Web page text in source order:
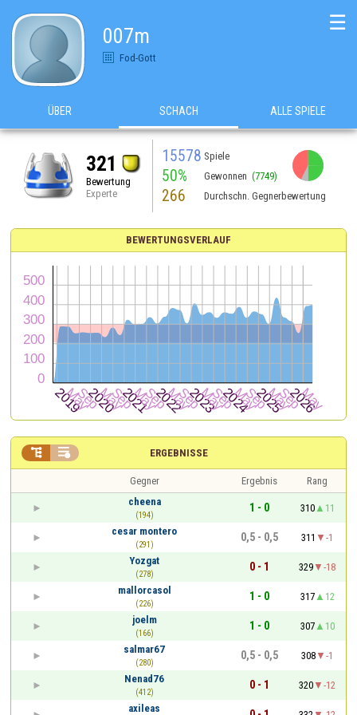
007m
Fod-Gott
☰
ÜBER SCHACH ALLE SPIELE
321
Bewertung
Experte
15578 Spiele
50% Gewonnen (7749)
266 Durchschn. Gegnerbewertung
BEWERTUNGSVERLAUF
ERGEBNISSE
 
Gegner Ergebnis
Rang
cheena
(194)
1 - 0 310
11
cesar montero
(291)
0,5 - 0,5 311
-1
Yozgat
(278)
0 - 1 329
-18
mallorcasol
(226)
1 - 0 317
12
joelm
(166)
1 - 0 307
10
salmar67
(280)
0,5 - 0,5 308
-1
Nenad76
(412)
0 - 1 320
-12
axileas